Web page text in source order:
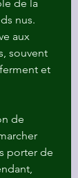
de la
nus.
aux
souvent
et
de
porter de